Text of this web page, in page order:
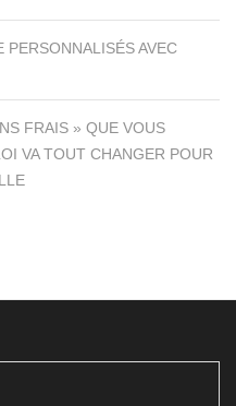
PERSONNALISÉS AVEC
FRAIS » QUE VOUS
VA TOUT CHANGER POUR